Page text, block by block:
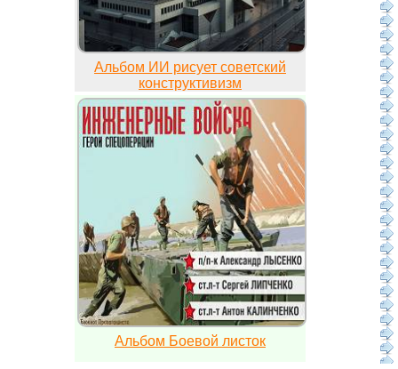
Альбом ИИ рисует советский
конструктивизм
Альбом Боевой листок